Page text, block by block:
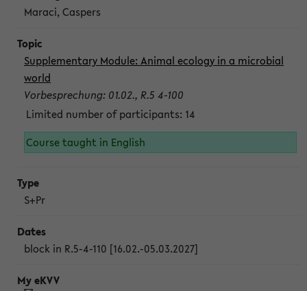
Maraci, Caspers
Supplementary Module: Animal ecology in a microbial
world
Vorbesprechung: 01.02., R.5 4-100
Limited number of participants: 14
Course taught in English
S+Pr
block in R.5-4-110 [16.02.-05.03.2027]